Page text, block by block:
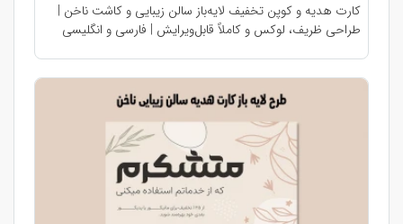
کارت هدیه و کوپن تخفیف لایه‌باز سالن زیبایی و کاشت ناخن |
طراحی ظریف، لوکس و کاملاً قابل‌ویرایش | فارسی و انگلیسی